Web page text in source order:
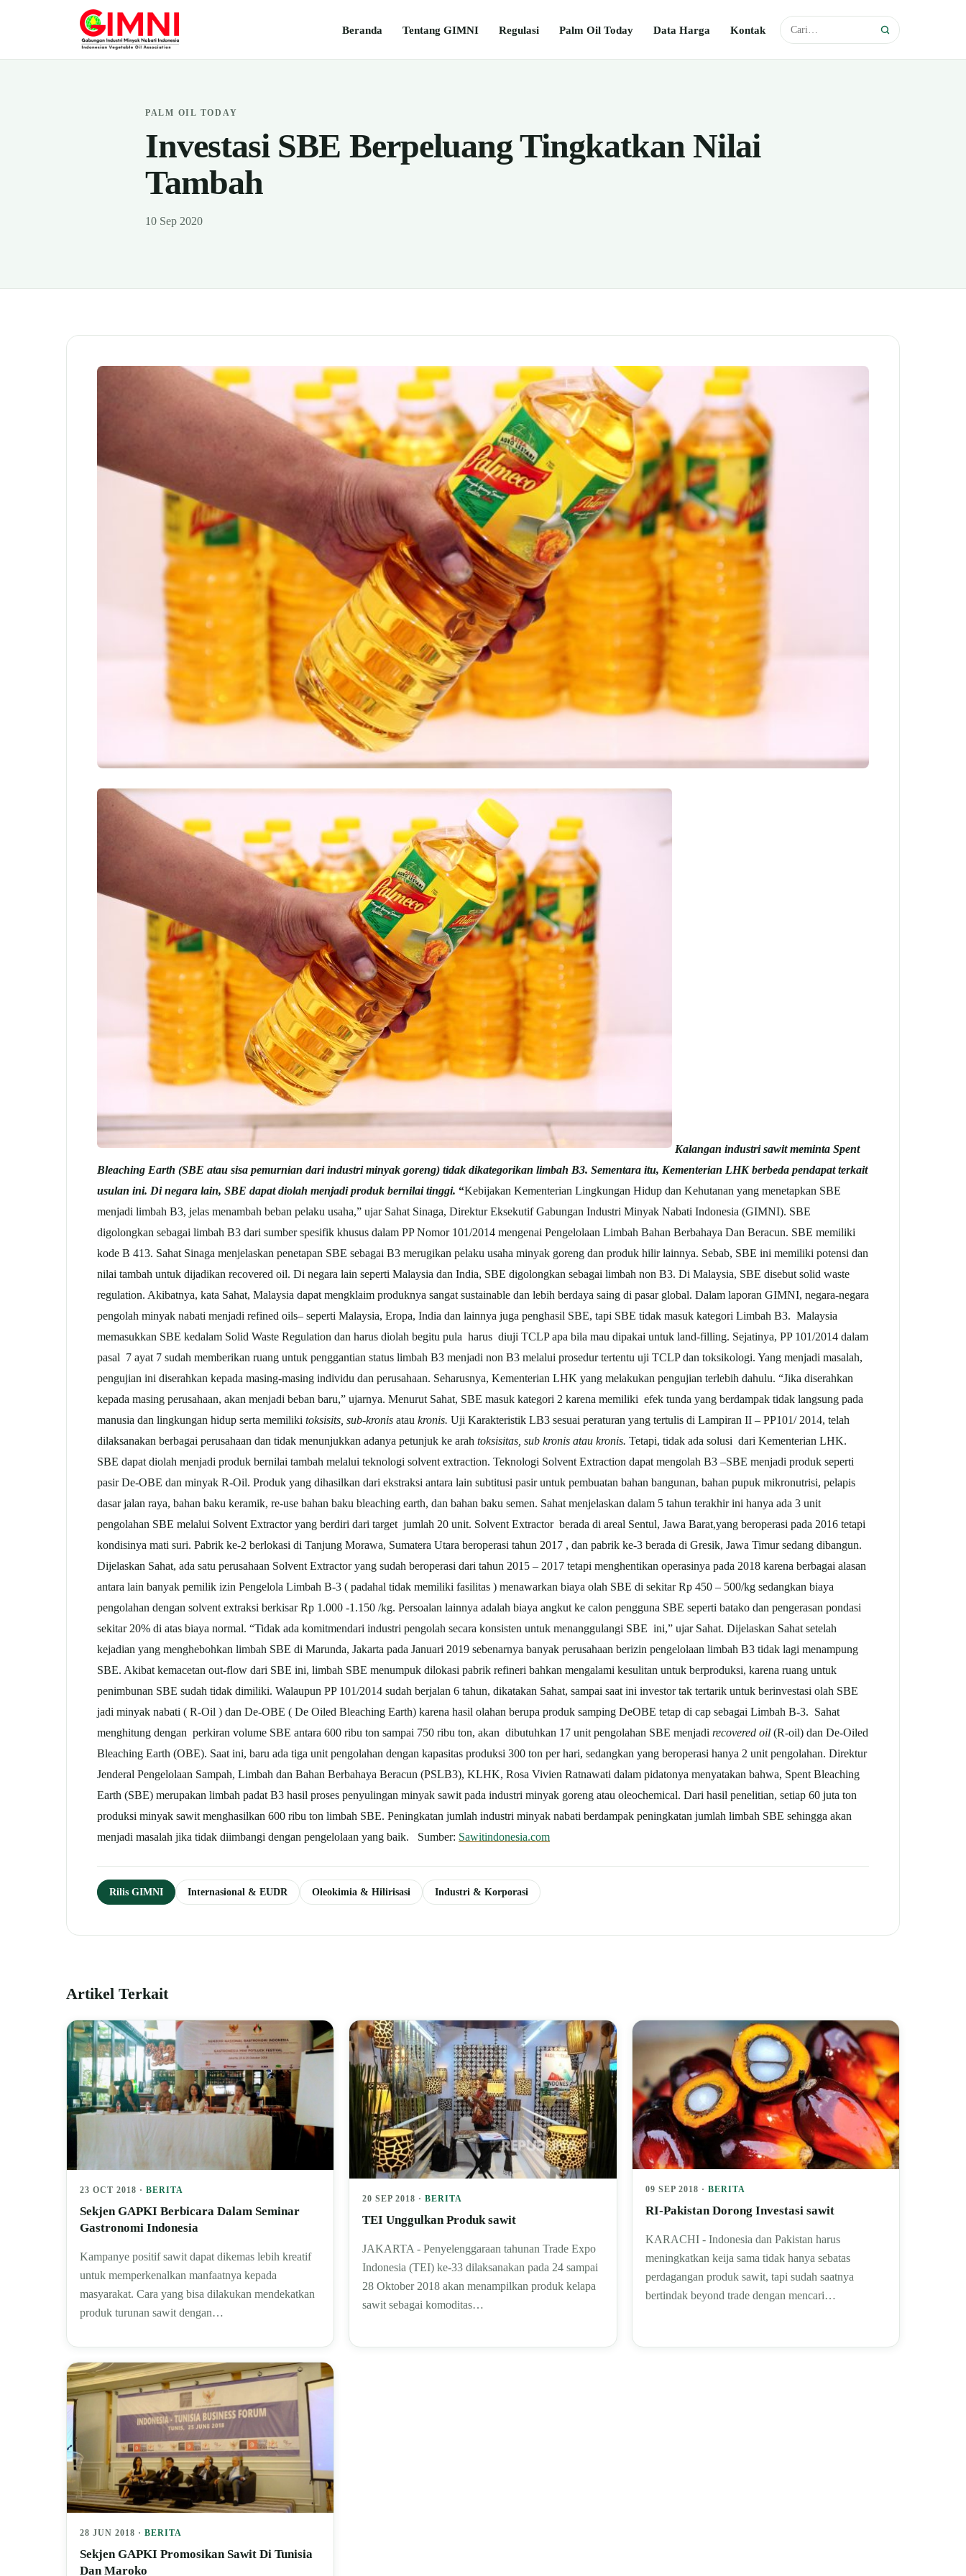
Beranda Tentang GIMNI Regulasi Palm Oil Today Data Harga Kontak
PALM OIL TODAY
Investasi SBE Berpeluang Tingkatkan Nilai
Tambah
10 Sep 2020
Kalangan industri sawit meminta Spent
Bleaching Earth (SBE atau sisa pemurnian dari industri minyak goreng) tidak dikategorikan limbah B3. Sementara itu, Kementerian LHK berbeda pendapat terkait
usulan ini. Di negara lain, SBE dapat diolah menjadi produk bernilai tinggi. “Kebijakan Kementerian Lingkungan Hidup dan Kehutanan yang menetapkan SBE
menjadi limbah B3, jelas menambah beban pelaku usaha,” ujar Sahat Sinaga, Direktur Eksekutif Gabungan Industri Minyak Nabati Indonesia (GIMNI). SBE
digolongkan sebagai limbah B3 dari sumber spesifik khusus dalam PP Nomor 101/2014 mengenai Pengelolaan Limbah Bahan Berbahaya Dan Beracun. SBE memiliki
kode B 413. Sahat Sinaga menjelaskan penetapan SBE sebagai B3 merugikan pelaku usaha minyak goreng dan produk hilir lainnya. Sebab, SBE ini memiliki potensi dan
nilai tambah untuk dijadikan recovered oil. Di negara lain seperti Malaysia dan India, SBE digolongkan sebagai limbah non B3. Di Malaysia, SBE disebut solid waste
regulation. Akibatnya, kata Sahat, Malaysia dapat mengklaim produknya sangat sustainable dan lebih berdaya saing di pasar global. Dalam laporan GIMNI, negara-negara
pengolah minyak nabati menjadi refined oils– seperti Malaysia, Eropa, India dan lainnya juga penghasil SBE, tapi SBE tidak masuk kategori Limbah B3. Malaysia
memasukkan SBE kedalam Solid Waste Regulation dan harus diolah begitu pula harus diuji TCLP apa bila mau dipakai untuk land-filling. Sejatinya, PP 101/2014 dalam
pasal 7 ayat 7 sudah memberikan ruang untuk penggantian status limbah B3 menjadi non B3 melalui prosedur tertentu uji TCLP dan toksikologi. Yang menjadi masalah,
pengujian ini diserahkan kepada masing-masing individu dan perusahaan. Seharusnya, Kementerian LHK yang melakukan pengujian terlebih dahulu. “Jika diserahkan
kepada masing perusahaan, akan menjadi beban baru,” ujarnya. Menurut Sahat, SBE masuk kategori 2 karena memiliki efek tunda yang berdampak tidak langsung pada
manusia dan lingkungan hidup serta memiliki toksisits, sub-kronis atau kronis. Uji Karakteristik LB3 sesuai peraturan yang tertulis di Lampiran II – PP101/ 2014, telah
dilaksanakan berbagai perusahaan dan tidak menunjukkan adanya petunjuk ke arah toksisitas, sub kronis atau kronis. Tetapi, tidak ada solusi dari Kementerian LHK.
SBE dapat diolah menjadi produk bernilai tambah melalui teknologi solvent extraction. Teknologi Solvent Extraction dapat mengolah B3 –SBE menjadi produk seperti
pasir De-OBE dan minyak R-Oil. Produk yang dihasilkan dari ekstraksi antara lain subtitusi pasir untuk pembuatan bahan bangunan, bahan pupuk mikronutrisi, pelapis
dasar jalan raya, bahan baku keramik, re-use bahan baku bleaching earth, dan bahan baku semen. Sahat menjelaskan dalam 5 tahun terakhir ini hanya ada 3 unit
pengolahan SBE melalui Solvent Extractor yang berdiri dari target jumlah 20 unit. Solvent Extractor berada di areal Sentul, Jawa Barat,yang beroperasi pada 2016 tetapi
kondisinya mati suri. Pabrik ke-2 berlokasi di Tanjung Morawa, Sumatera Utara beroperasi tahun 2017 , dan pabrik ke-3 berada di Gresik, Jawa Timur sedang dibangun.
Dijelaskan Sahat, ada satu perusahaan Solvent Extractor yang sudah beroperasi dari tahun 2015 – 2017 tetapi menghentikan operasinya pada 2018 karena berbagai alasan
antara lain banyak pemilik izin Pengelola Limbah B-3 ( padahal tidak memiliki fasilitas ) menawarkan biaya olah SBE di sekitar Rp 450 – 500/kg sedangkan biaya
pengolahan dengan solvent extraksi berkisar Rp 1.000 -1.150 /kg. Persoalan lainnya adalah biaya angkut ke calon pengguna SBE seperti batako dan pengerasan pondasi
sekitar 20% di atas biaya normal. “Tidak ada komitmendari industri pengolah secara konsisten untuk menanggulangi SBE ini,” ujar Sahat. Dijelaskan Sahat setelah
kejadian yang menghebohkan limbah SBE di Marunda, Jakarta pada Januari 2019 sebenarnya banyak perusahaan berizin pengelolaan limbah B3 tidak lagi menampung
SBE. Akibat kemacetan out-flow dari SBE ini, limbah SBE menumpuk dilokasi pabrik refineri bahkan mengalami kesulitan untuk berproduksi, karena ruang untuk
penimbunan SBE sudah tidak dimiliki. Walaupun PP 101/2014 sudah berjalan 6 tahun, dikatakan Sahat, sampai saat ini investor tak tertarik untuk berinvestasi olah SBE
jadi minyak nabati ( R-Oil ) dan De-OBE ( De Oiled Bleaching Earth) karena hasil olahan berupa produk samping DeOBE tetap di cap sebagai Limbah B-3. Sahat
menghitung dengan perkiran volume SBE antara 600 ribu ton sampai 750 ribu ton, akan dibutuhkan 17 unit pengolahan SBE menjadi recovered oil (R-oil) dan De-Oiled
Bleaching Earth (OBE). Saat ini, baru ada tiga unit pengolahan dengan kapasitas produksi 300 ton per hari, sedangkan yang beroperasi hanya 2 unit pengolahan. Direktur
Jenderal Pengelolaan Sampah, Limbah dan Bahan Berbahaya Beracun (PSLB3), KLHK, Rosa Vivien Ratnawati dalam pidatonya menyatakan bahwa, Spent Bleaching
Earth (SBE) merupakan limbah padat B3 hasil proses penyulingan minyak sawit pada industri minyak goreng atau oleochemical. Dari hasil penelitian, setiap 60 juta ton
produksi minyak sawit menghasilkan 600 ribu ton limbah SBE. Peningkatan jumlah industri minyak nabati berdampak peningkatan jumlah limbah SBE sehingga akan
menjadi masalah jika tidak diimbangi dengan pengelolaan yang baik. Sumber: Sawitindonesia.com
Rilis GIMNI Internasional & EUDR Oleokimia & Hilirisasi Industri & Korporasi
Artikel Terkait
23 OCT 2018 · BERITA
Sekjen GAPKI Berbicara Dalam Seminar
Gastronomi Indonesia
Kampanye positif sawit dapat dikemas lebih kreatif
untuk memperkenalkan manfaatnya kepada
masyarakat. Cara yang bisa dilakukan mendekatkan
produk turunan sawit dengan…
20 SEP 2018 ·BERITA
TEI Unggulkan Produk sawit
JAKARTA - Penyelenggaraan tahunan Trade Expo
Indonesia (TEI) ke-33 dilaksanakan pada 24 sampai
28 Oktober 2018 akan menampilkan produk kelapa
sawit sebagai komoditas…
09 SEP 2018 · BERITA
RI-Pakistan Dorong Investasi sawit
KARACHI - Indonesia dan Pakistan harus
meningkatkan keija sama tidak hanya sebatas
perdagangan produk sawit, tapi sudah saatnya
bertindak beyond trade dengan mencari…
28 JUN 2018 · BERITA
Sekjen GAPKI Promosikan Sawit Di Tunisia
Dan Maroko